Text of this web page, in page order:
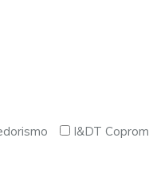
I&DT